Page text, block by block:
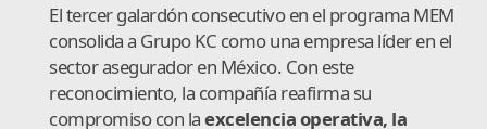
El tercer galardón consecutivo en el programa MEM
consolida a Grupo KC como una empresa líder en el
sector asegurador en México. Con este
reconocimiento, la compañía reafirma su
compromiso con laexcelencia operativa, la